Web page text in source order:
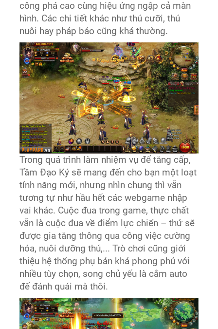
công phá cao cùng hiệu ứng ngập cả màn
hình. Các chi tiết khác như thú cưỡi, thú
nuôi hay pháp bảo cũng khá thường.
Trong quá trình làm nhiệm vụ để tăng cấp,
Tầm Đạo Ký sẽ mang đến cho bạn một loạt
tính năng mới, nhưng nhìn chung thì vẫn
tương tự như hầu hết các webgame nhập
vai khác. Cuộc đua trong game, thực chất
vẫn là cuộc đua về điểm lực chiến – thứ sẽ
được gia tăng thông qua công việc cường
hóa, nuôi dưỡng thú,... Trò chơi cũng giới
thiệu hệ thống phụ bản khá phong phú với
nhiều tùy chọn, song chủ yếu là cắm auto
để đánh quái mà thôi.